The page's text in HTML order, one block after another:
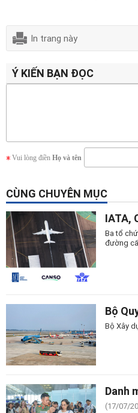
In trang này
Ý KIẾN BẠN ĐỌC
Vui lòng điền Họ và tên
CÙNG CHUYÊN MỤC
IATA,
Ba tổ
đường
Bộ
Bộ Xây
Danh
(17/07/